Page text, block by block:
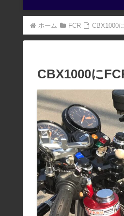
ホーム FCR CBX1000
CBX1000に